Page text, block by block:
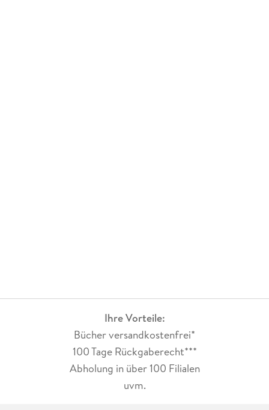
Ihre Vorteile:
Bücher versandkostenfrei*
100 Tage Rückgaberecht***
Abholung in über 100 Filialen
uvm.